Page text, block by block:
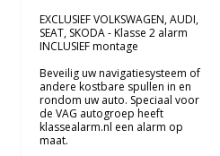
EXCLUSIEF VOLKSWAGEN, AUDI,
SEAT, SKODA - Klasse 2 alarm
INCLUSIEF montage
Beveilig uw navigatiesysteem of
andere kostbare spullen in en
rondom uw auto. Speciaal voor
de VAG autogroep heeft
klassealarm.nl een alarm op
maat.